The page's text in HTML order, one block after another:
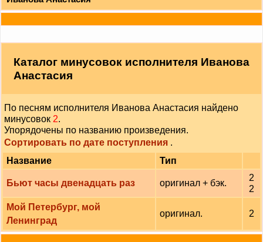
Каталог минусовок исполнителя Иванова
Анастасия
По песням исполнителя Иванова Анастасия найдено
минусовок 2.
Упорядочены по названию произведения.
Сортировать по дате поступления .
Название
Тип
Бьют часы двенадцать раз оригинал + бэк.
2
2
Мой Петербург, мой
Ленинград
оригинал. 2